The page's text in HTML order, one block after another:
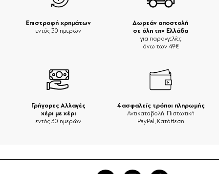
Δωρεάν αποστολή
σε όλη την Ελλάδα
για παραγγελίες
άνω των 49€
Επιστροφή χρημάτων
εντός 30 ημερών
Γρήγορες Αλλαγές
χέρι με χέρι
εντός 30 ημερών
4 ασφαλείς τρόποι πληρωμής
Αντικαταβολή, Πιστωτική
PayPal, Κατάθεση